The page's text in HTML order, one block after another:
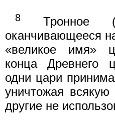
8
Тронное
оканчивающееся
«великое имя»
конца Древнего
одни цари
уничтожая
другие не